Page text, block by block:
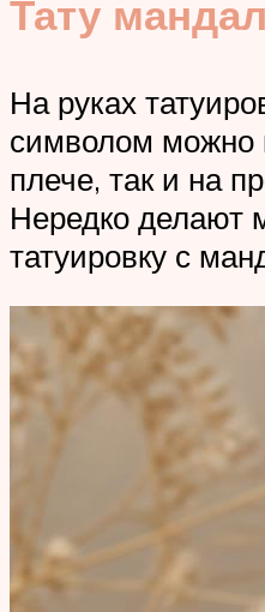
Тату
На руках
символом можно
плече, так и на
Нередко делают
татуировку с